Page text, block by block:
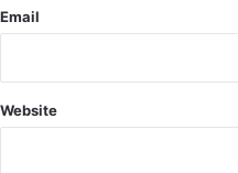
Email
Website